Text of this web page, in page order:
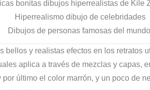
bonitas dibujos hiperrealistas de Kile
Hiperrealismo dibujo de celebridades
Dibujos de personas famosas del mundo
bellos y realistas efectos en los retratos
aplica a través de mezclas y capas,
por último el color marrón, y un poco de